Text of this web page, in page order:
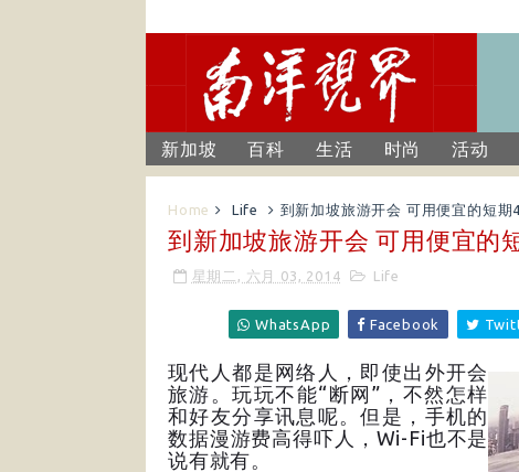
新加坡 百科 生活 时尚 活动
Home Life 到新加坡旅游开会 可用便宜的短期
到新加坡旅游开会 可用便宜的
星期二, 六月 03, 2014 Life
WhatsApp Facebook
现代人都是网络人，即使出外开会
旅游。玩玩不能“断网”，不然怎样
和好友分享讯息呢。但是，手机的
数据漫游费高得吓人，Wi-Fi也不是
说有就有。